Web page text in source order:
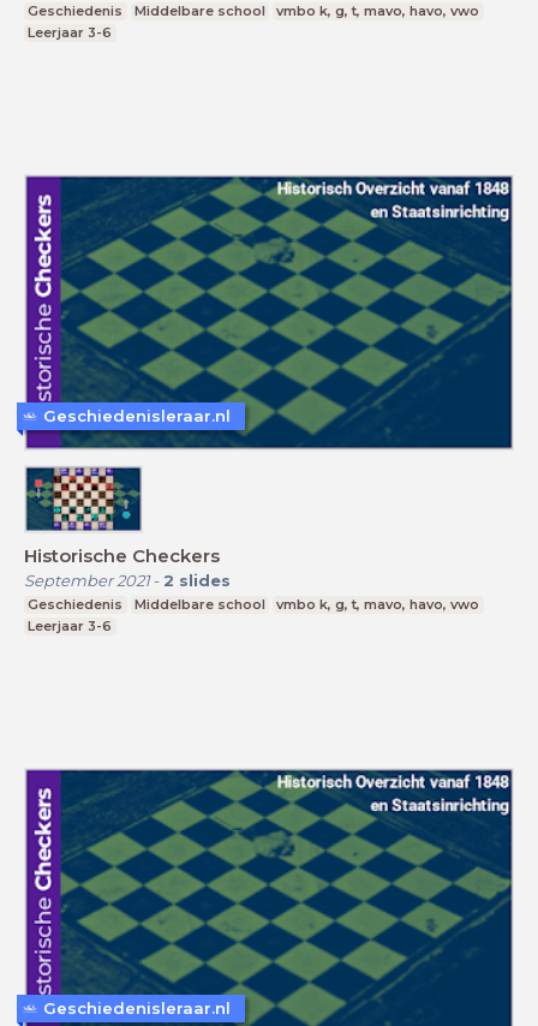
Geschiedenis Middelbare school
vmbo k, g, t, mavo, havo, vwo
Leerjaar 3-6
Historische Checkers
September 2021- 2 slides
Geschiedenis Middelbare school
vmbo k, g, t, mavo, havo, vwo
Leerjaar 3-6
Geschiedenisleraar.nl
Geschiedenisleraar.nl